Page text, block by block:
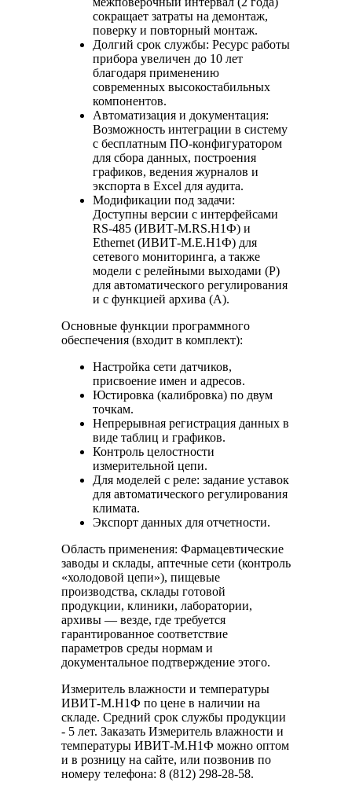
сокращает затраты на демонтаж,
поверку и повторный монтаж.
Долгий срок службы: Ресурс работы
прибора увеличен до 10 лет
благодаря применению
современных высокостабильных
компонентов.
Автоматизация и документация:
Возможность интеграции в систему
с бесплатным ПО-конфигуратором
для сбора данных, построения
графиков, ведения журналов и
экспорта в Excel для аудита.
Модификации под задачи:
Доступны версии с интерфейсами
RS-485 (ИВИТ-М.RS.Н1Ф) и
Ethernet (ИВИТ-М.E.Н1Ф) для
сетевого мониторинга, а также
модели с релейными выходами (Р)
для автоматического регулирования
и с функцией архива (А).
Основные функции программного
обеспечения (входит в комплект):
Настройка сети датчиков,
присвоение имен и адресов.
Юстировка (калибровка) по двум
точкам.
Непрерывная регистрация данных в
виде таблиц и графиков.
Контроль целостности
измерительной цепи.
Для моделей с реле: задание уставок
для автоматического регулирования
климата.
Экспорт данных для отчетности.
Область применения: Фармацевтические
заводы и склады, аптечные сети (контроль
«холодовой цепи»), пищевые
производства, склады готовой
продукции, клиники, лаборатории,
архивы — везде, где требуется
гарантированное соответствие
параметров среды нормам и
документальное подтверждение этого.
Измеритель влажности и температуры
ИВИТ-М.Н1Ф по цене в наличии на
складе. Средний срок службы продукции
- 5 лет. Заказать Измеритель влажности и
температуры ИВИТ-М.Н1Ф можно оптом
и в розницу на сайте, или позвонив по
номеру телефона: 8 (812) 298-28-58.